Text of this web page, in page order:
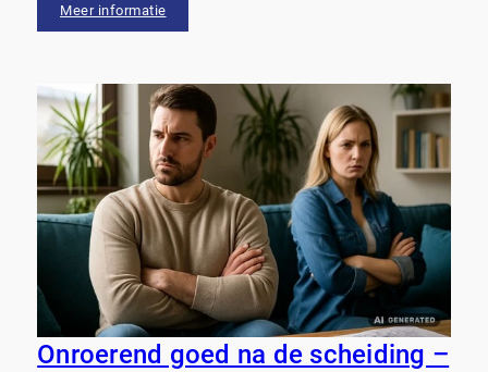
Meer informatie
Onroerend goed na de scheiding –